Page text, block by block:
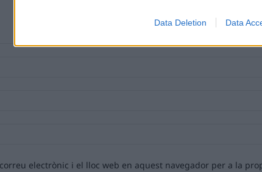
Data Deletion Data
electrònic i el lloc web en aquest navegador per a la